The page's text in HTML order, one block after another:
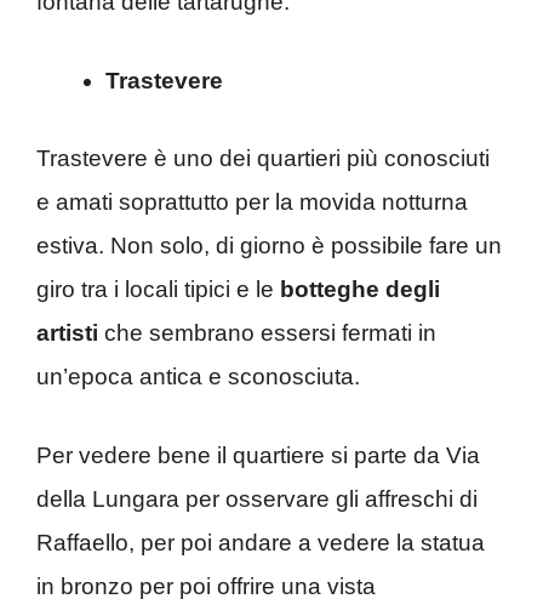
Trastevere
Trastevere è uno dei quartieri più conosciuti
e amati soprattutto per la movida notturna
estiva. Non solo, di giorno è possibile fare un
giro tra i locali tipici e le botteghe degli
artisti che sembrano essersi fermati in
un’epoca antica e sconosciuta.
Per vedere bene il quartiere si parte da Via
della Lungara per osservare gli affreschi di
Raffaello, per poi andare a vedere la statua
in bronzo per poi offrire una vista